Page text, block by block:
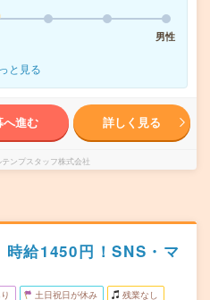
男性
と見る
へ進む 詳しく見る
ンプスタッフ株式会社
給1450円！SNS・マ
土日祝日が休み 残業なし